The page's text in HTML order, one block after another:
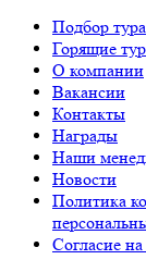
Подбор тура
Горящие
О компании
Вакансии
Контакты
Награды
Наши
Новости
Политика
Согласие